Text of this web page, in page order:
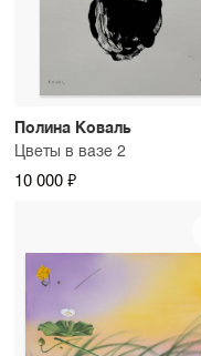
Полина Коваль
Цветы в вазе 2
10 000 ₽